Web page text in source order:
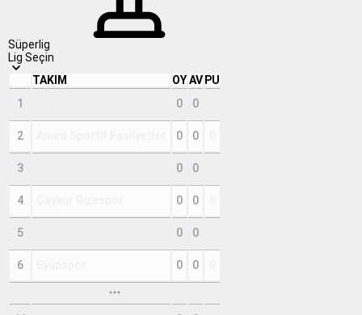
Süperlig
Lig Seçin
TAKIM
OYAV PU
1
0 0
2 0 0
3 0 0
4 0 0
5 0 0
6 0 0